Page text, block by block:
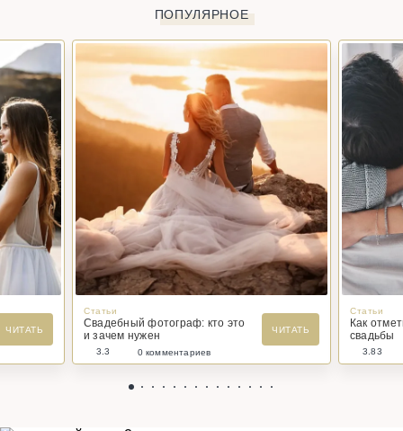
ПОПУЛЯРНОЕ
ЧИТАТЬ
Статьи
Свадебный фотограф: кто это
и зачем нужен
ЧИТАТЬ
3.3 0 комментариев
Статьи
Как
свадьбы
3.83